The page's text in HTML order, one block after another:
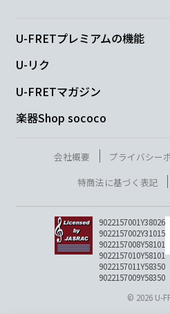
U-FRETプレミアムの機能
U-リク
U-FRETマガジン
楽器Shop sococo
会社概要 プライバシー
特商法に基づく表記
9022157001Y38026
9022157002Y31015
9022157008Y58101
9022157010Y58101
9022157011Y58350
9022157009Y58350
© 2026 U-